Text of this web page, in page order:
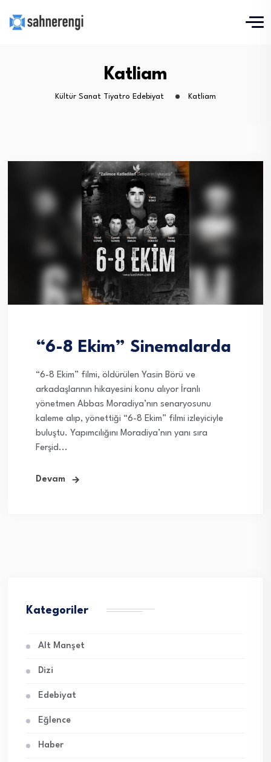
Katliam
Kültür Sanat Tiyatro Edebiyat Katliam
“6-8 Ekim” Sinemalarda
“6-8 Ekim” filmi, öldürülen Yasin Börü ve
arkadaşlarının hikayesini konu alıyor İranlı
yönetmen Abbas Moradiya’nın senaryosunu
kaleme alıp, yönettiği “6-8 Ekim” filmi izleyiciyle
buluştu. Yapımcılığını Moradiya’nın yanı sıra
Ferşid...
Devam
Kategoriler
Alt Manşet
Dizi
Edebiyat
Eğlence
Haber